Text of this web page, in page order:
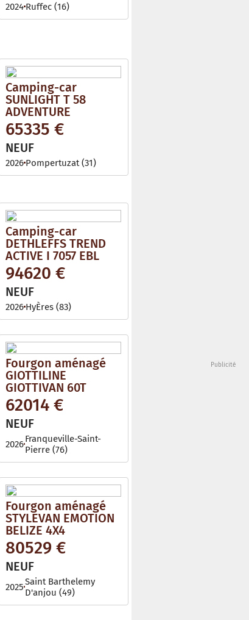
2024 Ruffec (16)
Camping-car
SUNLIGHT T 58
ADVENTURE
65335 €
NEUF
2026 Pompertuzat (31)
Camping-car
DETHLEFFS TREND
ACTIVE I 7057 EBL
94620 €
NEUF
2026 HyÈres (83)
Fourgon aménagé
GIOTTILINE
GIOTTIVAN 60T
62014 €
NEUF
2026Franqueville-Saint-
Pierre (76)
Fourgon aménagé
STYLEVAN EMOTION
BELIZE 4X4
80529 €
NEUF
2025Saint Barthelemy
D'anjou (49)